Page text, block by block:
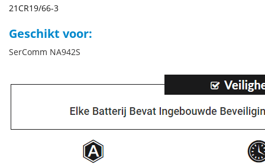
21CR19/66-3
Geschikt voor:
SerComm NA942S